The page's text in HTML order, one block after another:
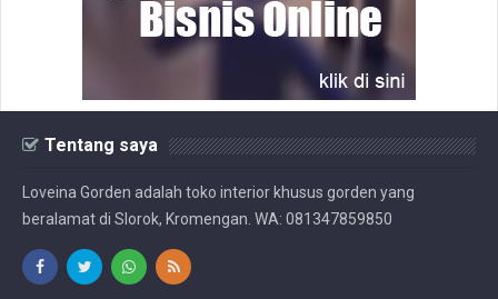
Tentang saya
Loveina Gorden adalah toko interior khusus gorden yang
beralamat di Slorok, Kromengan. WA: 081347859850